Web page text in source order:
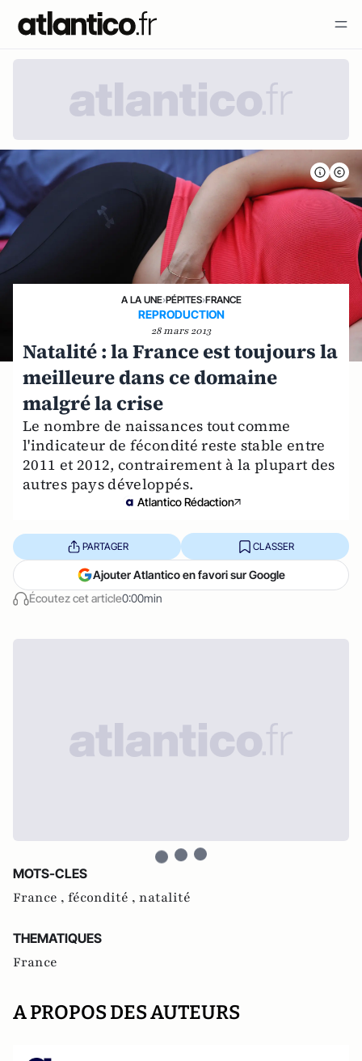
A LA UNE›PÉPITES›FRANCE
REPRODUCTION
28 mars 2013
Natalité : la France est toujours la
meilleure dans ce domaine
malgré la crise
Le nombre de naissances tout comme
l'indicateur de fécondité reste stable entre
2011 et 2012, contrairement à la plupart des
autres pays développés.
Atlantico Rédaction
Écoutez cet article0:00min
PARTAGER CLASSER
Ajouter Atlantico en favori sur Google
MOTS-CLES
France , fécondité , natalité
THEMATIQUES
France
A PROPOS DES AUTEURS